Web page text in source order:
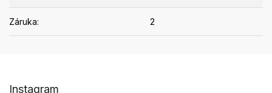
Záruka: 2
Instagram